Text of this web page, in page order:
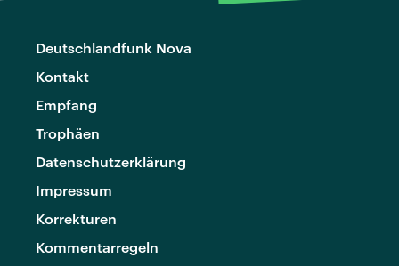
Deutschlandfunk Nova
Kontakt
Empfang
Trophäen
Datenschutzerklärung
Impressum
Korrekturen
Kommentarregeln